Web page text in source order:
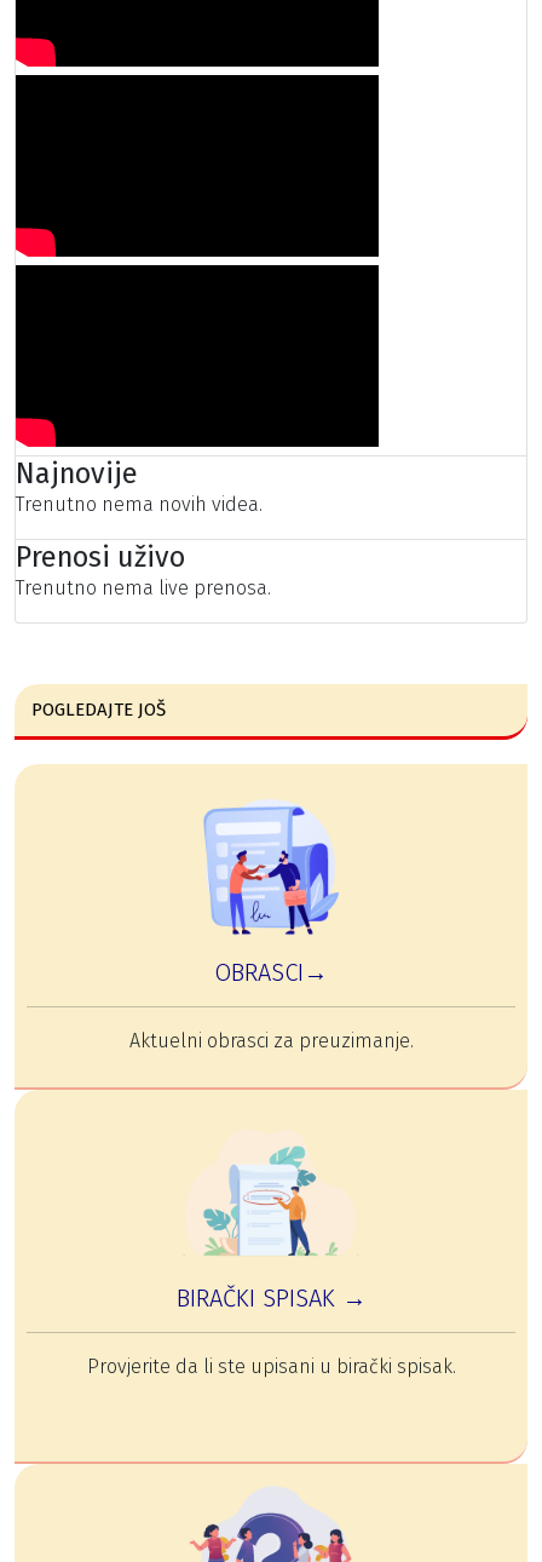
Najnovije
Trenutno nema novih videa.
Prenosi uživo
Trenutno nema live prenosa.
POGLEDAJTE JOŠ
OBRASCI→
Aktuelni obrasci za preuzimanje.
BIRAČKI SPISAK →
Provjerite da li ste upisani u birački spisak.